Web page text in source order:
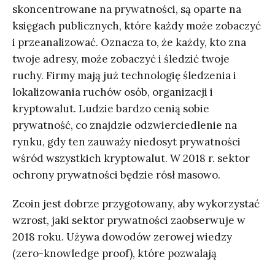
skoncentrowane na prywatności, są oparte na
księgach publicznych, które każdy może zobaczyć
i przeanalizować. Oznacza to, że każdy, kto zna
twoje adresy, może zobaczyć i śledzić twoje
ruchy. Firmy mają już technologię śledzenia i
lokalizowania ruchów osób, organizacji i
kryptowalut. Ludzie bardzo cenią sobie
prywatność, co znajdzie odzwierciedlenie na
rynku, gdy ten zauważy niedosyt prywatności
wśród wszystkich kryptowalut. W 2018 r. sektor
ochrony prywatności będzie rósł masowo.
Zcoin jest dobrze przygotowany, aby wykorzystać
wzrost, jaki sektor prywatności zaobserwuje w
2018 roku. Używa dowodów zerowej wiedzy
(zero-knowledge proof), które pozwalają